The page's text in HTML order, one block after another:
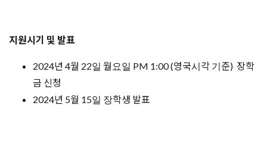
지원시기 및 발표
2024년 4월 22일 월요일 PM 1:00 (영국시각 기준) 장학
금 신청
2024년 5월 15일 장학생 발표